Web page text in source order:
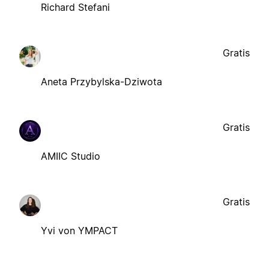
Richard Stefani
Aneta Przybylska-Dziwota
Gratis
AMIIC Studio
Gratis
Yvi von YMPACT
Gratis